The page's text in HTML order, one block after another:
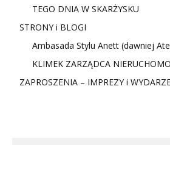
TEGO DNIA W SKARŻYSKU
STRONY i BLOGI
Ambasada Stylu Anett (dawniej
KLIMEK ZARZĄDCA
ZAPROSZENIA – IMPREZY i